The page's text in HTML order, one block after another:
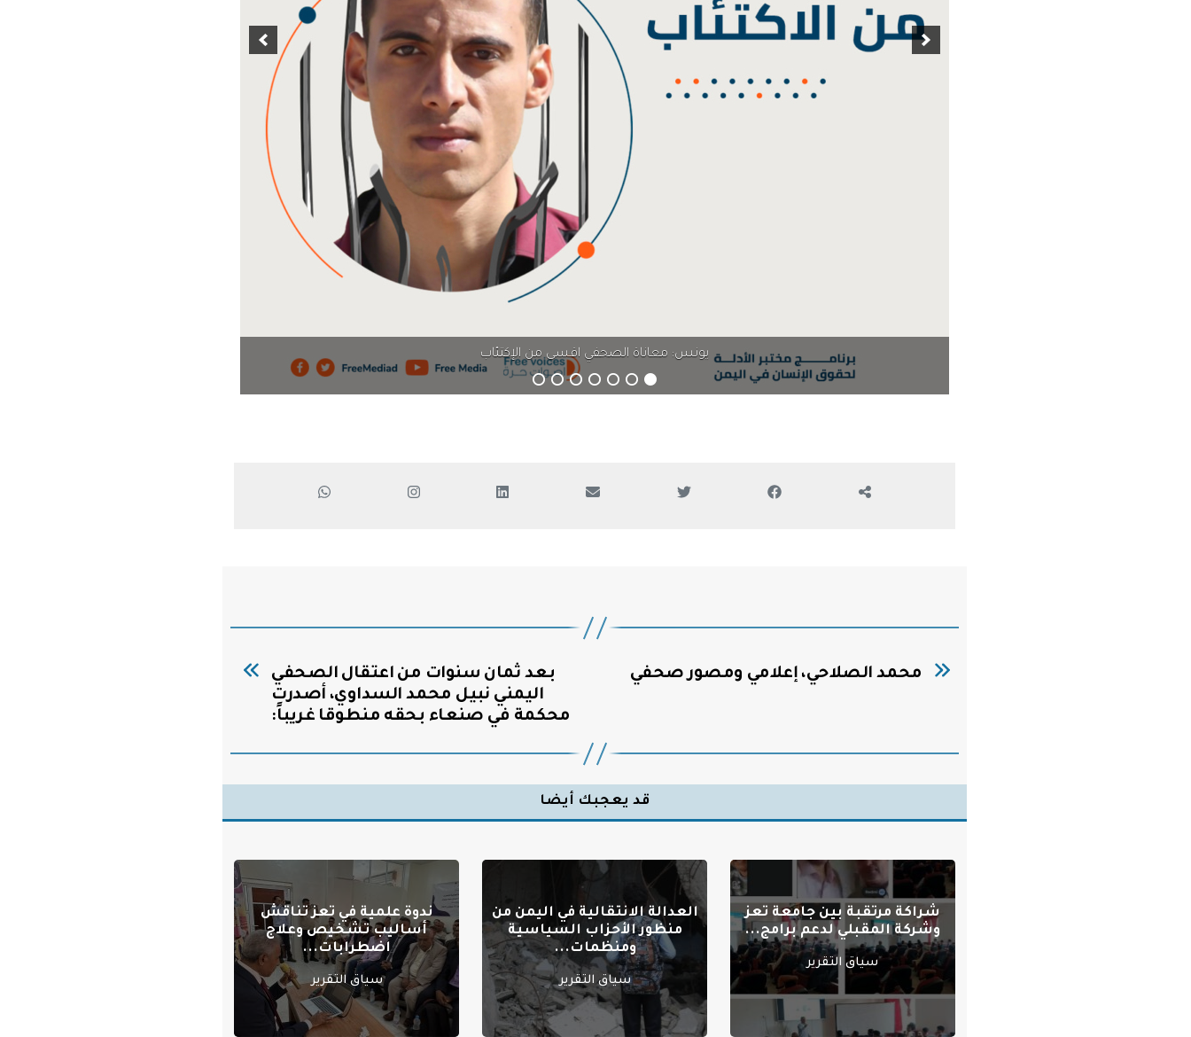
يونس: معاناة الصحفي اقسى من الإكتئاب
معتقل عدن
محمد الصلاحي، إعلامي ومصور صحفي
بعد ثمان سنوات من اعتقال الصحفي
اليمني نبيل محمد السداوي، أصدرت
محكمة في صنعاء بحقه منطوقا غريباً:
قد يعجبك أيضا
شراكة مرتقبة بين جامعة تعز
وشركة المقبلي لدعم برامج...
سياق التقرير
العدالة الانتقالية في اليمن من
منظور الأحزاب السياسية
ومنظمات...
سياق التقرير
ندوة علمية في تعز تناقش
أساليب تشخيص وعلاج
اضطرابات...
سياق التقرير